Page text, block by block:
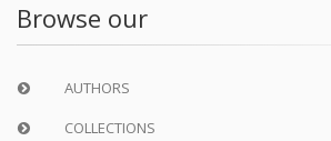
Browse our
AUTHORS
COLLECTIONS